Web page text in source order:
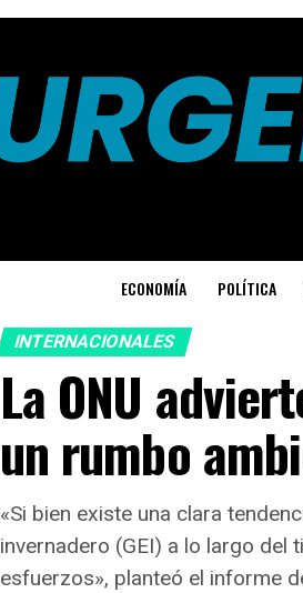
ECONOMÍA POLÍTICA
INTERNACIONALES
La ONU
un rumbo
«Si bien existe una clara
invernadero (GEI) a lo largo del
esfuerzos», planteó el informe